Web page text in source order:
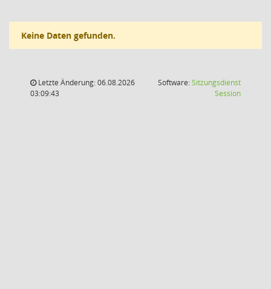
Keine Daten gefunden.
Letzte Änderung: 06.08.2026
03:09:43
Software:Sitzungsdienst
Session(Wird in